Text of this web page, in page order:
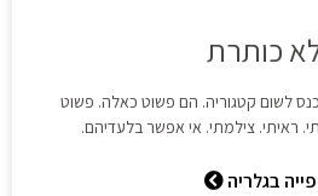
כותרת
לשום קטגוריה. הם פשוט כאלה. פשוט
ראיתי. צילמתי. אי אפשר בלעדיהם.
בגלריה